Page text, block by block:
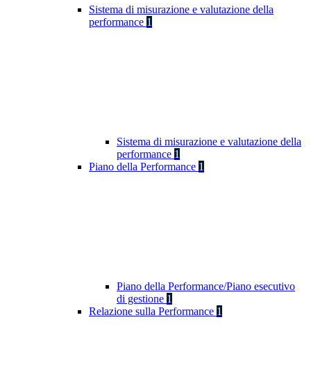
Sistema di misurazione e valutazione della
performance 1
Sistema di misurazione e valutazione della
performance 1
Piano della Performance 1
Piano della Performance/Piano esecutivo
di gestione 1
Relazione sulla Performance 1